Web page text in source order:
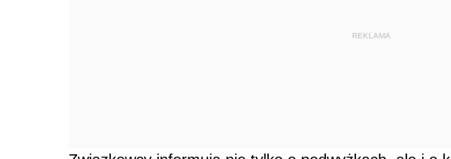
REKLAMA